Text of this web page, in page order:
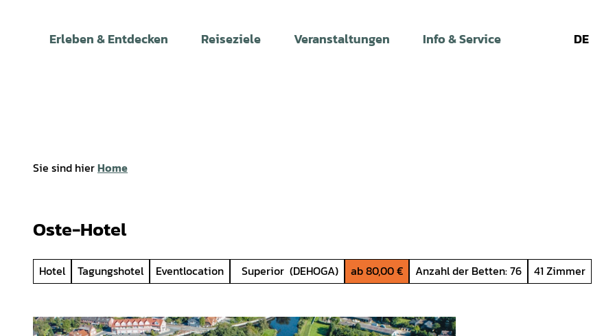
Erleben & Entdecken Reiseziele Veranstaltungen Info & Service DE
Sie sind hierHome
Oste-Hotel
Hotel Tagungshotel Eventlocation Superior (DEHOGA) ab 80,00 € Anzahl der Betten: 76 41 Zimmer